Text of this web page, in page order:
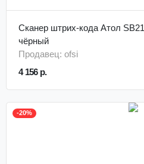
Сканер штрих-кода Атол
чёрный
Продавец: ofsi
4 156 р.
-20%